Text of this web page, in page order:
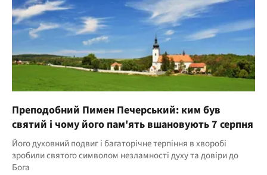
Преподобний Пимен Печерський: ким був
святий і чому його пам'ять вшановують 7 серпня
Його духовний подвиг і багаторічне терпіння в хворобі
зробили святого символом незламності духу та довіри до
Бога